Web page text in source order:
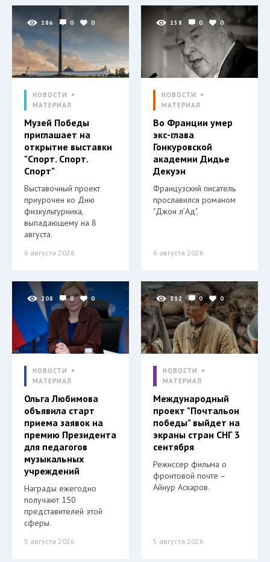
186 0 0
НОВОСТИ
МАТЕРИАЛ
Музей Победы
приглашает на
открытие выставки
"Спорт. Спорт.
Спорт"
Выставочный проект
приурочен ко Дню
физкультурника,
выпадающему на 8
августа.
6 августа 2026
158 0 0
НОВОСТИ
МАТЕРИАЛ
Во Франции умер
экс-глава
Гонкуровской
академии Дидье
Декуэн
Французский писатель
прославился романом
"Джон л’Ад".
6 августа 2026
208 0 0
НОВОСТИ
МАТЕРИАЛ
Ольга Любимова
объявила старт
приема заявок на
премию Президента
для педагогов
музыкальных
учреждений
Награды ежегодно
получают 150
представителей этой
сферы.
5 августа 2026
312 0 0
НОВОСТИ
МАТЕРИАЛ
Международный
проект "Почтальон
победы" выйдет на
экраны стран СНГ 3
сентября
Режиссер фильма о
фронтовой почте –
Айнур Аскаров.
5 августа 2026